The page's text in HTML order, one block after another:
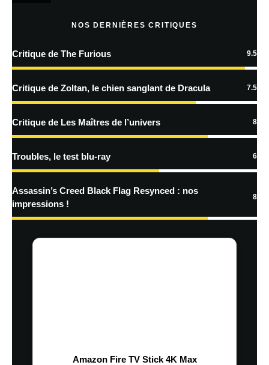
En savoir
traitées
NOS DERNIÈRES CRITIQUES
Critique de The Furious 9.5
Critique de Zoltan, le chien sanglant de Dracula 7.5
Critique de Les Maîtres de l’univers 8
Troubles, le test blu-ray 6
Assassin’s Creed Black Flag Resynced : nos
impressions !
8
Amazon Fire TV Stick 4K Max